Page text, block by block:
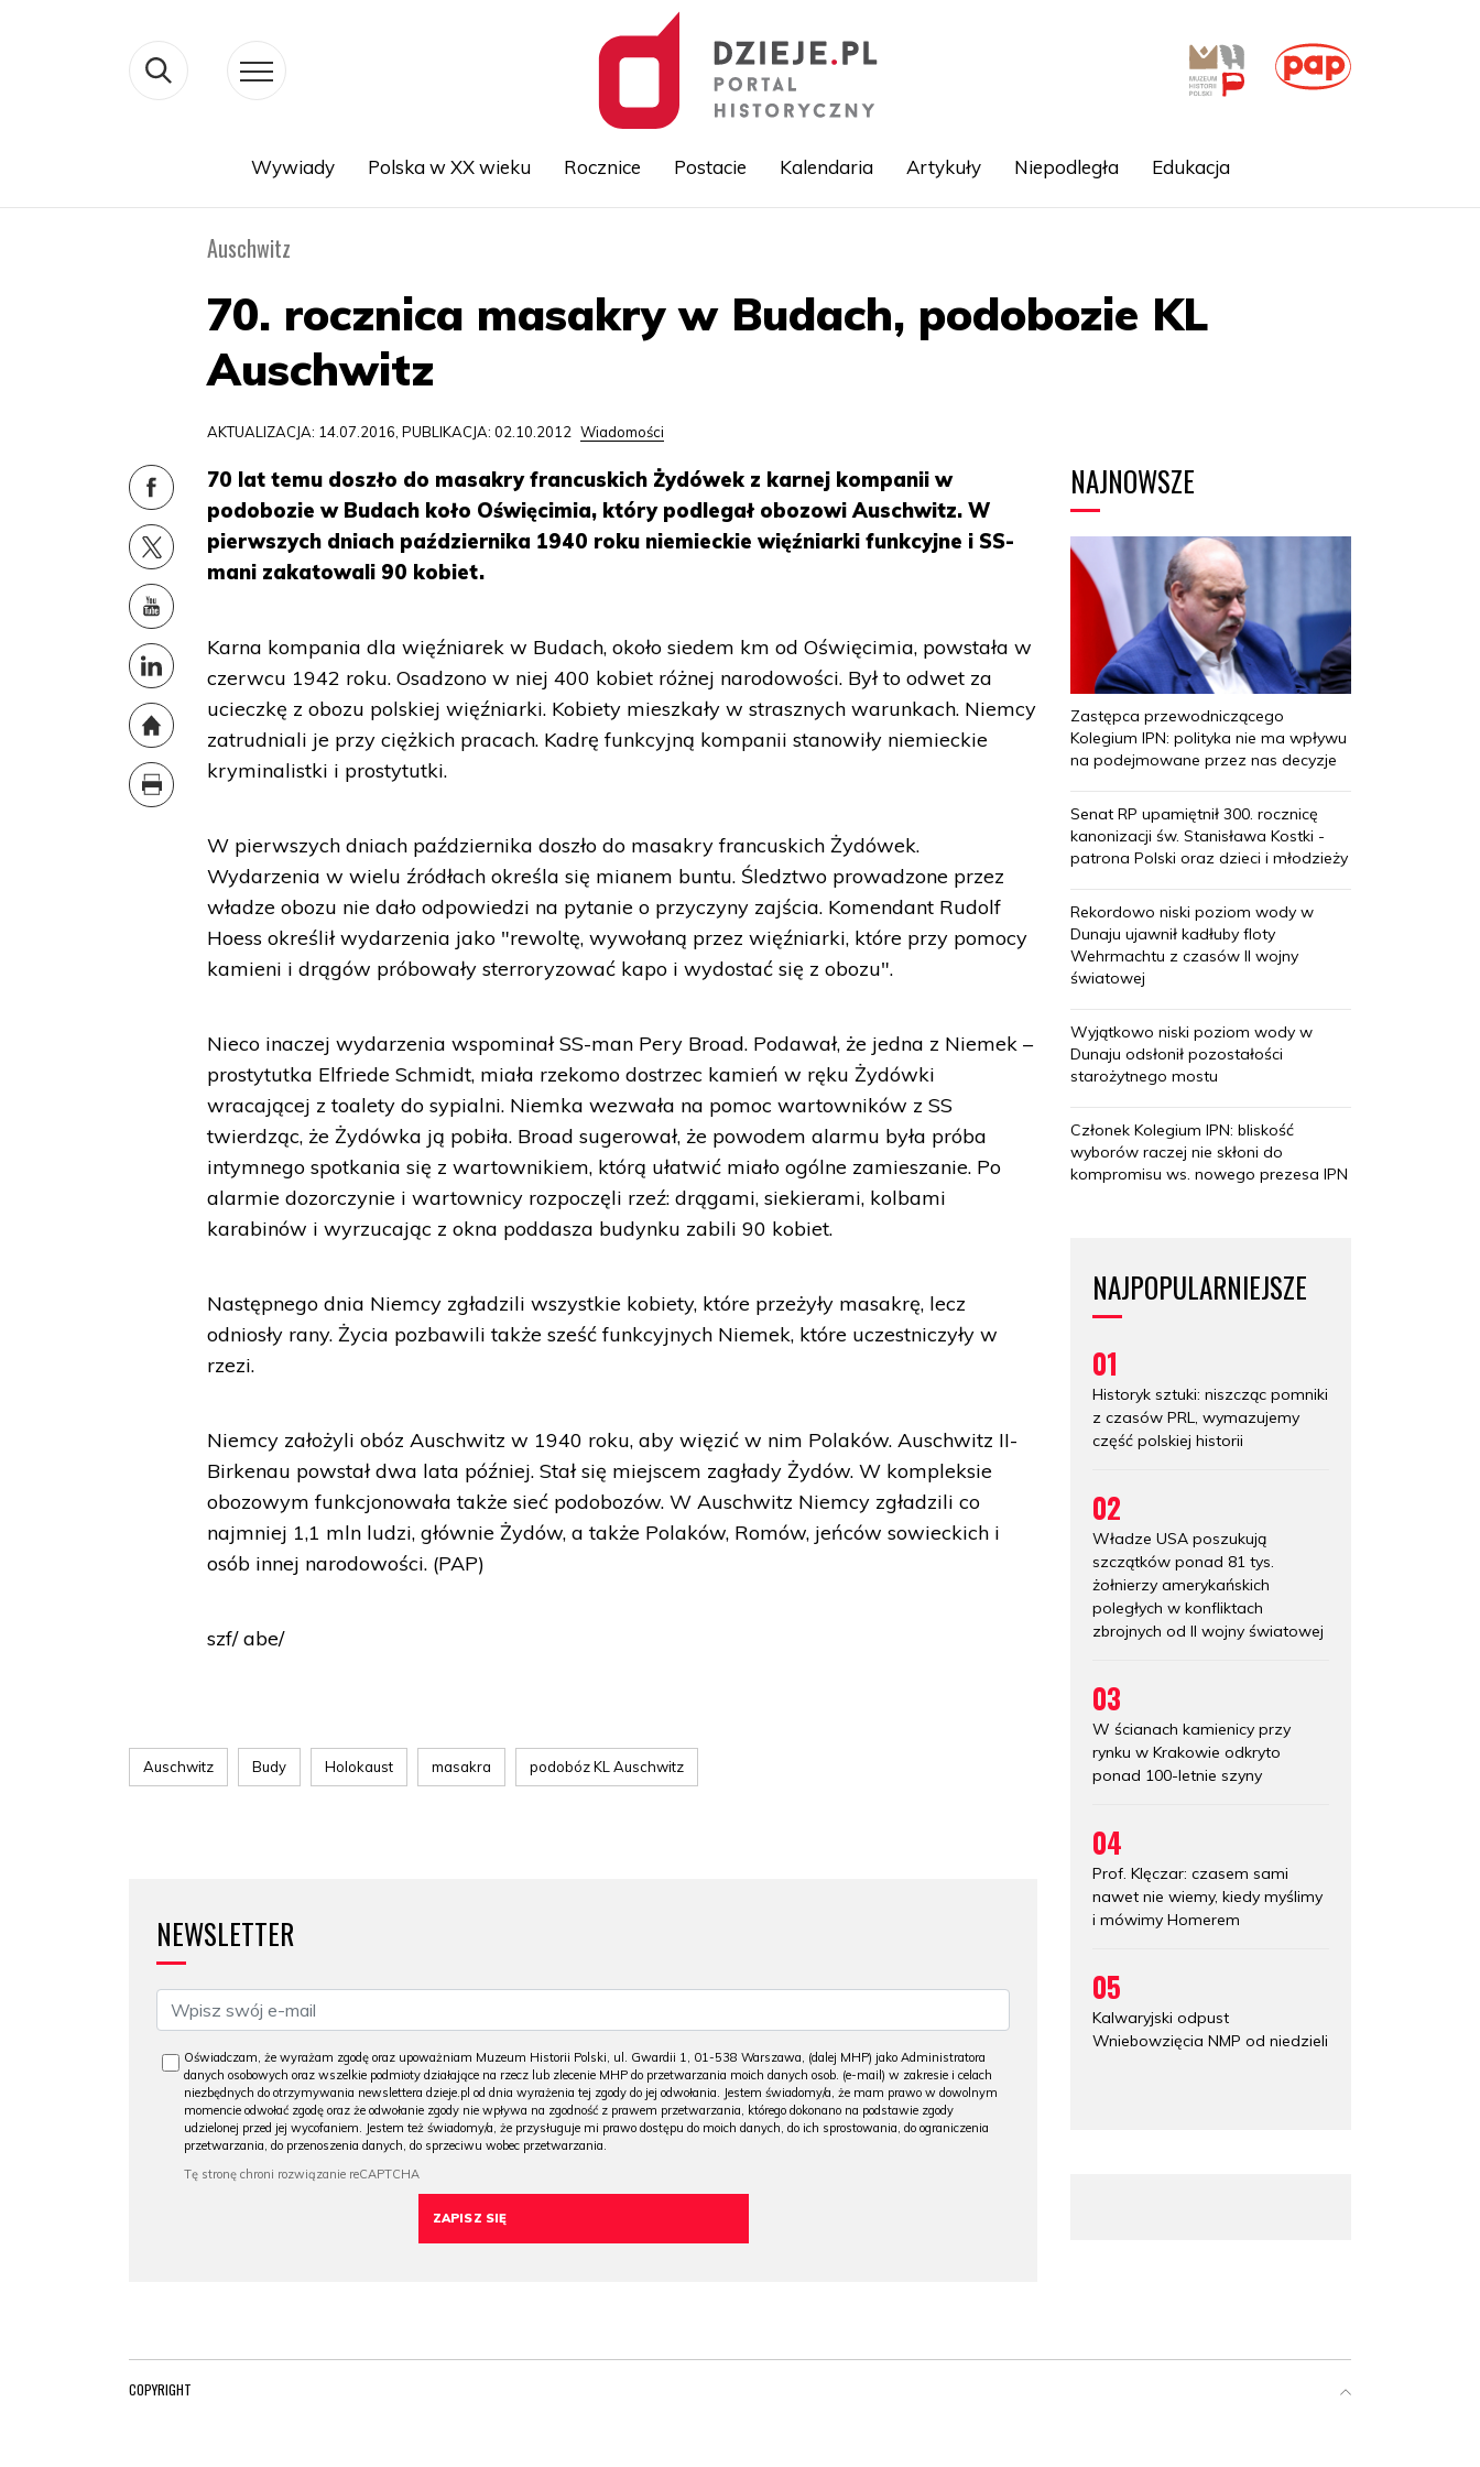
Wywiady Polska w XX wieku Rocznice Postacie Kalendaria Artykuły Niepodległa Edukacja
Auschwitz
70. rocznica masakry w Budach, podobozie KL
Auschwitz
AKTUALIZACJA: 14.07.2016, PUBLIKACJA: 02.10.2012 Wiadomości
70 lat temu doszło do masakry francuskich Żydówek z karnej kompanii w
podobozie w Budach koło Oświęcimia, który podlegał obozowi Auschwitz. W
pierwszych dniach października 1940 roku niemieckie więźniarki funkcyjne i SS-
mani zakatowali 90 kobiet.
Karna kompania dla więźniarek w Budach, około siedem km od Oświęcimia, powstała w
czerwcu 1942 roku. Osadzono w niej 400 kobiet różnej narodowości. Był to odwet za
ucieczkę z obozu polskiej więźniarki. Kobiety mieszkały w strasznych warunkach. Niemcy
zatrudniali je przy ciężkich pracach. Kadrę funkcyjną kompanii stanowiły niemieckie
kryminalistki i prostytutki.
W pierwszych dniach października doszło do masakry francuskich Żydówek.
Wydarzenia w wielu źródłach określa się mianem buntu. Śledztwo prowadzone przez
władze obozu nie dało odpowiedzi na pytanie o przyczyny zajścia. Komendant Rudolf
Hoess określił wydarzenia jako "rewoltę, wywołaną przez więźniarki, które przy pomocy
kamieni i drągów próbowały sterroryzować kapo i wydostać się z obozu".
Nieco inaczej wydarzenia wspominał SS-man Pery Broad. Podawał, że jedna z Niemek –
prostytutka Elfriede Schmidt, miała rzekomo dostrzec kamień w ręku Żydówki
wracającej z toalety do sypialni. Niemka wezwała na pomoc wartowników z SS
twierdząc, że Żydówka ją pobiła. Broad sugerował, że powodem alarmu była próba
intymnego spotkania się z wartownikiem, którą ułatwić miało ogólne zamieszanie. Po
alarmie dozorczynie i wartownicy rozpoczęli rzeź: drągami, siekierami, kolbami
karabinów i wyrzucając z okna poddasza budynku zabili 90 kobiet.
Następnego dnia Niemcy zgładzili wszystkie kobiety, które przeżyły masakrę, lecz
odniosły rany. Życia pozbawili także sześć funkcyjnych Niemek, które uczestniczyły w
rzezi.
Niemcy założyli obóz Auschwitz w 1940 roku, aby więzić w nim Polaków. Auschwitz II-
Birkenau powstał dwa lata później. Stał się miejscem zagłady Żydów. W kompleksie
obozowym funkcjonowała także sieć podobozów. W Auschwitz Niemcy zgładzili co
najmniej 1,1 mln ludzi, głównie Żydów, a także Polaków, Romów, jeńców sowieckich i
osób innej narodowości. (PAP)
szf/ abe/
Auschwitz Budy Holokaust masakra podobóz KL Auschwitz
NEWSLETTER
Oświadczam, że wyrażam zgodę oraz upoważniam Muzeum Historii Polski, ul. Gwardii 1, 01-538 Warszawa, (dalej MHP) jako Administratora
danych osobowych oraz wszelkie podmioty działające na rzecz lub zlecenie MHP do przetwarzania moich danych osob. (e-mail) w zakresie i celach
niezbędnych do otrzymywania newslettera dzieje.pl od dnia wyrażenia tej zgody do jej odwołania. Jestem świadomy/a, że mam prawo w dowolnym
momencie odwołać zgodę oraz że odwołanie zgody nie wpływa na zgodność z prawem przetwarzania, którego dokonano na podstawie zgody
udzielonej przed jej wycofaniem. Jestem też świadomy/a, że przysługuje mi prawo dostępu do moich danych, do ich sprostowania, do ograniczenia
przetwarzania, do przenoszenia danych, do sprzeciwu wobec przetwarzania.
NAJNOWSZE
Zastępca przewodniczącego
Kolegium IPN: polityka nie ma wpływu
na podejmowane przez nas decyzje
Senat RP upamiętnił 300. rocznicę
kanonizacji św. Stanisława Kostki -
patrona Polski oraz dzieci i młodzieży
Rekordowo niski poziom wody w
Dunaju ujawnił kadłuby floty
Wehrmachtu z czasów II wojny
światowej
Wyjątkowo niski poziom wody w
Dunaju odsłonił pozostałości
starożytnego mostu
Członek Kolegium IPN: bliskość
wyborów raczej nie skłoni do
kompromisu ws. nowego prezesa IPN
NAJPOPULARNIEJSZE
01
Historyk sztuki: niszcząc pomniki
z czasów PRL, wymazujemy
część polskiej historii
02
Władze USA poszukują
szczątków ponad 81 tys.
żołnierzy amerykańskich
poległych w konfliktach
zbrojnych od II wojny światowej
03
W ścianach kamienicy przy
rynku w Krakowie odkryto
ponad 100-letnie szyny
04
Prof. Klęczar: czasem sami
nawet nie wiemy, kiedy myślimy
i mówimy Homerem
05
Kalwaryjski odpust
Wniebowzięcia NMP od niedzieli
COPYRIGHT